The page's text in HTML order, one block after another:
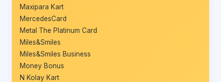
Maxipara Kart
MercedesCard
Metal The Platinum Card
Miles&Smiles
Miles&Smiles Business
Money Bonus
N Kolay Kart